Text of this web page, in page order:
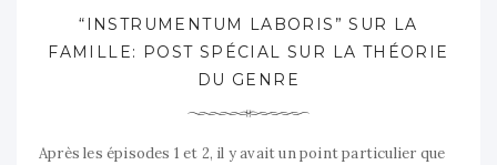
“INSTRUMENTUM LABORIS” SUR LA
FAMILLE: POST SPÉCIAL SUR LA THÉORIE
DU GENRE
Après les épisodes 1 et 2, il y avait un point particulier que